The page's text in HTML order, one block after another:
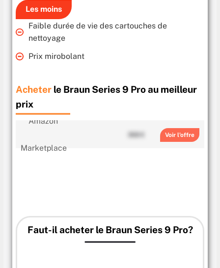
Les moins
Faible durée de vie des cartouches de
nettoyage
Prix mirobolant
Acheter le Braun Series 9 Pro au meilleur
prix
368 € Voir
Faut-il acheter le Braun Series 9 Pro?